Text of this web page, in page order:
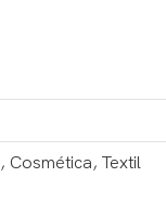
Cosmética, Textil